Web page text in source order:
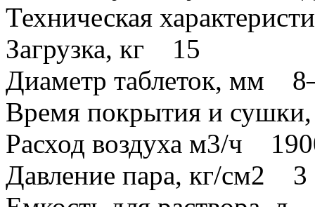
Техническая
Загрузка, кг 15
Диаметр таблеток, мм
Время покрытия и
Расход воздуха м3/ч
Давление пара, кг/см2 3